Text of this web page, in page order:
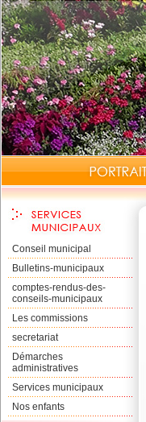
Conseil municipal
Bulletins-municipaux
comptes-rendus-des-
conseils-municipaux
Les commissions
secretariat
Démarches
administratives
Services municipaux
Nos enfants